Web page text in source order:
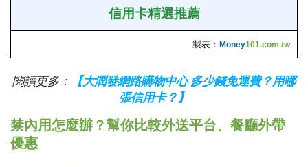
信用卡精選推薦
製表： Money101.com.tw
閱讀更多：
【大潤發網路購物中心 多少錢免運費？用哪
張信用卡？】
禁內用怎麼辦？幫你比較外送平台、餐廳外帶
優惠